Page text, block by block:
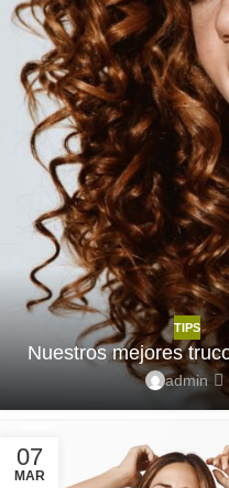
TIPS
Nuestros mejores
admin
07
MAR